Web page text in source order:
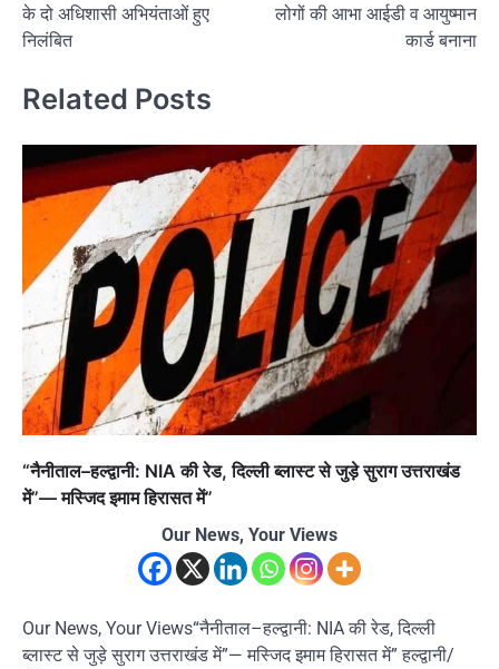
के दो अधिशासी अभियंताओं हुए
निलंबित
लोगों की आभा आईडी व आयुष्मान
कार्ड बनाना
Related Posts
“नैनीताल–हल्द्वानी: NIA की रेड, दिल्ली ब्लास्ट से जुड़े सुराग उत्तराखंड
में”— मस्जिद इमाम हिरासत में”
Our News, Your Views
Our News, Your Views“नैनीताल–हल्द्वानी: NIA की रेड, दिल्ली
ब्लास्ट से जुड़े सुराग उत्तराखंड में”— मस्जिद इमाम हिरासत में” हल्द्वानी/